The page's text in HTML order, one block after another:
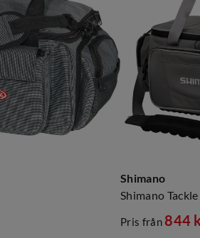
Shimano
Shimano Tackle
Pris från 844